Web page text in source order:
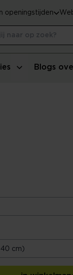
Blogs
openingstijden